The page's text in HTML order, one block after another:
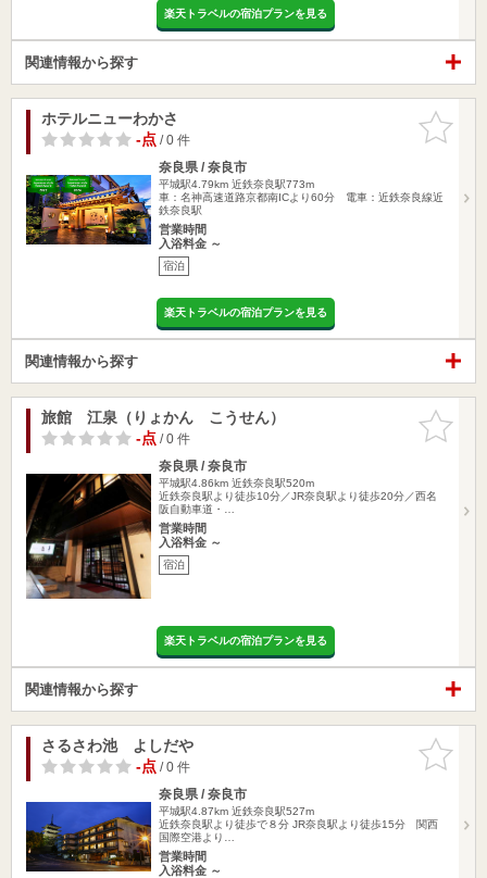
楽天トラベルの宿泊プランを見る
関連情報から探す
お気に入
りに追加
ホテルニューわかさ
-点/ 0 件
奈良県 / 奈良市
平城駅4.79km 近鉄奈良駅773m
車：名神高速道路京都南ICより60分 電車：近鉄奈良線近
鉄奈良駅
営業時間
入浴料金 ～
宿泊
楽天トラベルの宿泊プランを見る
関連情報から探す
お気に入
りに追加
旅館 江泉（りょかん こうせん）
-点/ 0 件
奈良県 / 奈良市
平城駅4.86km 近鉄奈良駅520m
近鉄奈良駅より徒歩10分／JR奈良駅より徒歩20分／西名
阪自動車道・…
営業時間
入浴料金 ～
宿泊
楽天トラベルの宿泊プランを見る
関連情報から探す
お気に入
りに追加
さるさわ池 よしだや
-点/ 0 件
奈良県 / 奈良市
平城駅4.87km 近鉄奈良駅527m
近鉄奈良駅より徒歩で８分 JR奈良駅より徒歩15分 関西
国際空港より…
営業時間
入浴料金 ～